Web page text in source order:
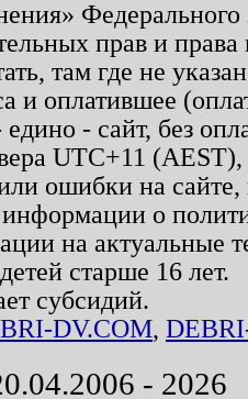
прав и
там где не
и оплатившее
- сайт, без
UTC+11
ошибки на
о
на актуальные
старше 16 лет.
субсидий.
DV.COM,
- 2026